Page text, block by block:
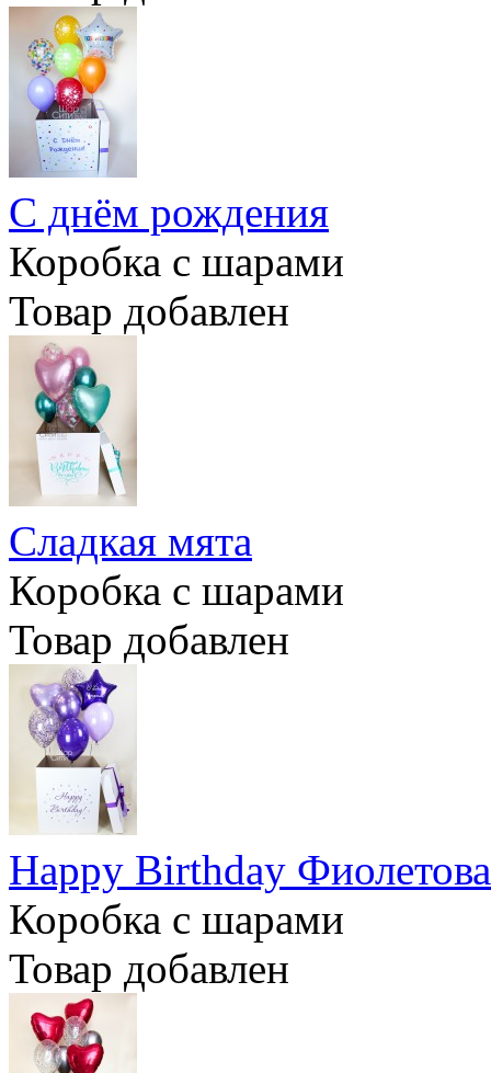
С днём рождения
Коробка с шарами
Товар добавлен
Сладкая мята
Коробка с шарами
Товар добавлен
Happy Birthday
Коробка с шарами
Товар добавлен